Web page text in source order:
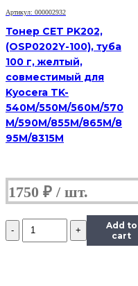
900
г,
канистра
Артикул: 000002932
Тонер CET PK202,
(OSP0202Y-100), туба
100 г, желтый,
совместимый для
Kyocera TK-
540M/550M/560M/570
M/590M/855M/865M/8
95M/8315M
1750 ₽
Количество
Тонер
Add to
cart